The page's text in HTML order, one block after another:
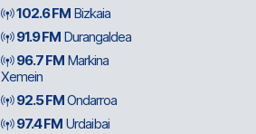
102.6 FM Bizkaia
91.9 FM Durangaldea
96.7 FM Markina
Xemein
92.5 FMOndarroa
97.4 FM Urdaibai